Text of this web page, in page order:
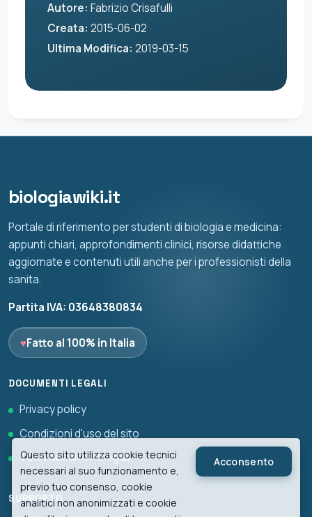
Autore: Fabrizio Crisafulli
Creata: 2015-06-02
Ultima Modifica: 2019-03-15
biologiawiki.it
Portale di riferimento per studenti di biologia e medicina:
appunti chiari, approfondimenti clinici, risorse didattiche
aggiornate e contenuti utili anche per i professionisti della
sanita.
Partita IVA: 03648380834
♥Fatto al 100% in Italia
DOCUMENTI LEGALI
Privacy policy
Condizioni d'uso del sito
Tutti i documenti legali
SUPPORTO
Questo sito utilizza cookie tecnici
necessari al suo funzionamento e,
previo tuo consenso, cookie
analitici non anonimizzati e cookie
Acconsento